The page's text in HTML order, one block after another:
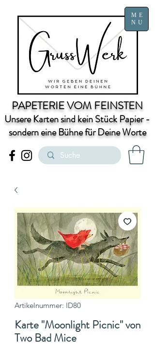
PAPETERIE VOM FEINSTEN
Unsere Karten sind kein Stück Papier -
sondern eine Bühne für Deine Worte
ME
NU
Artikelnummer: ID80
Karte "Moonlight Picnic" von
Two Bad Mice